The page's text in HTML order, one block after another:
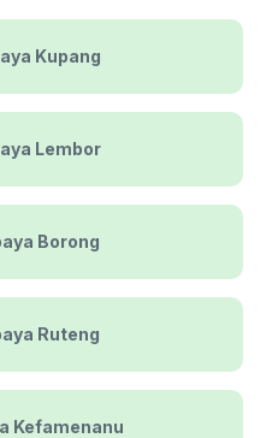
Kupang
Lembor
Borong
Ruteng
Kefamenanu